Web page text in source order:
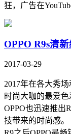
狂，广告在
OPPO R9s清
2017-03-29
2017年在各大秀
时尚大咖的最爱
OPPO也迅速推出
技带来的时尚感。